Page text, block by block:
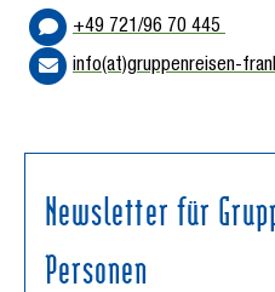
+49 721/96 70 445
info(at)gruppenreisen-
Newsletter für
Personen